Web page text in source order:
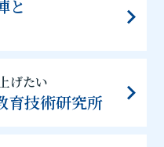
と
げたい
育技術研究所